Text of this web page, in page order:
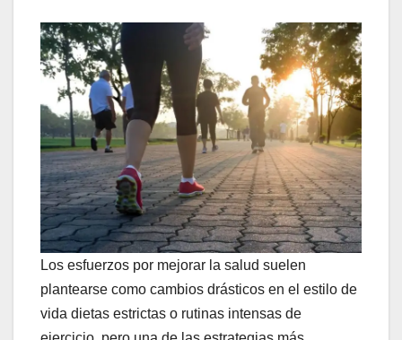
Los esfuerzos por mejorar la salud suelen
plantearse como cambios drásticos en el estilo de
vida dietas estrictas o rutinas intensas de